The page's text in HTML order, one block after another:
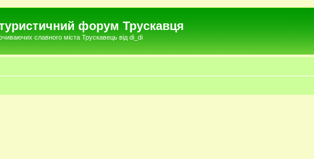
форум Трускавця
славного міста Трускавець від di_di